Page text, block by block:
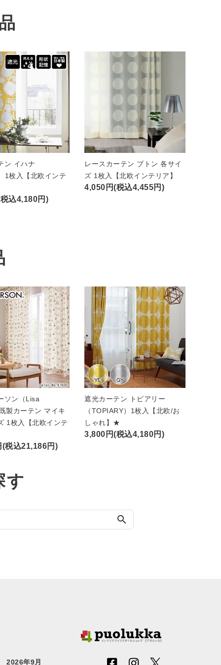
ン イハナ
1枚入【北欧インテ
込4,180円)
レースカーテン ブトン 各サイ
ズ 1枚入【北欧インテリア】
4,050円(税込4,455円)
ソン（Lisa
製カーテン マイキ
1枚入【北欧インテ
(税込21,186円)
遮光カーテン トピアリー
（TOPIARY）1枚入【北欧/お
しゃれ】★
3,800円(税込4,180円)
す
search
2026年9月